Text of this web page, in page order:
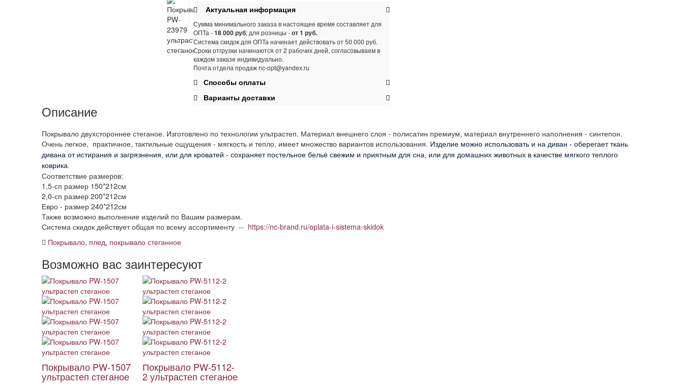
Актуальная информация
Сумма минимального заказа в настоящее время составляет для
ОПТа -18 000 руб; для розницы -от 1 руб.
Система скидок для ОПТа начинает действовать от 50 000 руб.
Сроки отгрузки начинаются от 2 рабочих дней, согласовываем в
каждом заказе индивидуально.
Почта отдела продаж nc-opt@yandex.ru
Способы оплаты
Варианты доставки
Описание
Покрывало двухстороннее стеганое. Изготовлено по технологии ультрастеп. Материал внешнего слоя - полисатин премиум, материал внутреннего наполнения - синтепон.
Очень легкое, практичное, тактильные ощущения - мягкость и тепло, имеет множество вариантов использования. Изделие можно использовать и на диван - оберегает ткань
дивана от истирания и загрязнения, или для кроватей - сохраняет постельное бельё свежим и приятным для сна, или для домашних животных в качестве мягкого теплого
коврика.
Соответствие размеров:
1,5-сп размер 150*212см
2,0-сп размер 200*212см
Евро - размер 240*212см
Также возможно выполнение изделий по Вашим размерам.
Система скидок действует общая по всему ассортименту -- https://nc-brand.ru/oplata-i-sistema-skidok
Покрывало, плед, покрывало стеганное
Возможно вас заинтересуют
Покрывало PW-1507
ультрастеп стеганое
Покрывало PW-5112-
2 ультрастеп стеганое